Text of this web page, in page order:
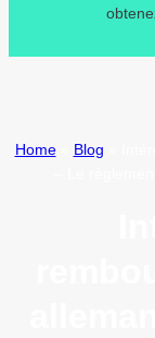
Home» Blog